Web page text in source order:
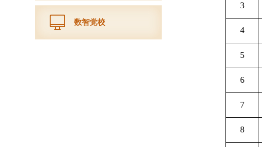
数智党校
3
4
5
6
7
8